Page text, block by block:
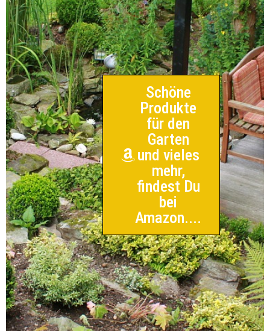
Schöne
Produkte
für den
Garten
und vieles
mehr,
findest Du
bei
Amazon....